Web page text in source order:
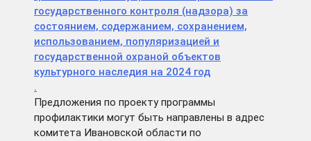
государственного контроля (надзора) за
состоянием, содержанием, сохранением,
использованием, популяризацией и
государственной охраной объектов
культурного наследия на 2024 год
.
Предложения по проекту программы
профилактики могут быть направлены в адрес
комитета Ивановской области по